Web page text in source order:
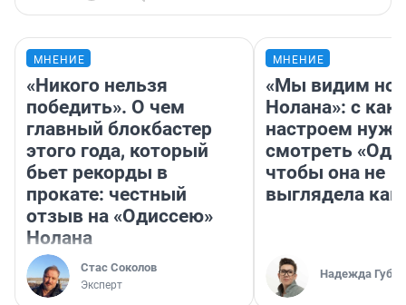
МНЕНИЕ
«Никого нельзя
победить». О чем
главный блокбастер
этого года, который
бьет рекорды в
прокате: честный
отзыв на «Одиссею»
Нолана
Стас Соколов
Эксперт
МНЕНИЕ
«Мы видим
Нолана»: с
настроем
смотреть
чтобы она не
выглядела как
Надежда